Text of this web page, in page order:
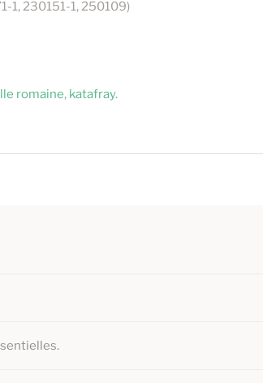
1, 230151-1, 250109)
romaine, katafray.